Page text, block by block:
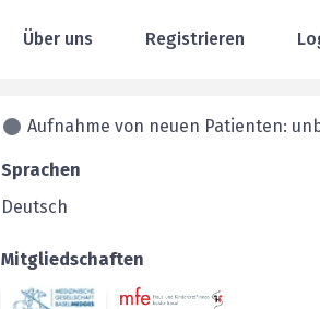
Über uns Registrieren
Aufnahme von neuen Patienten:
Sprachen
Deutsch
Mitgliedschaften